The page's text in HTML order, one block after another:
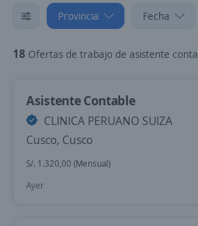
Provincia Fecha
18 Ofertas de trabajo de asistente contable en Cusco, Cusco
Asistente Contable
CLINICA PERUANO SUIZA
Cusco, Cusco
S/. 1.320,00 (Mensual)
Ayer